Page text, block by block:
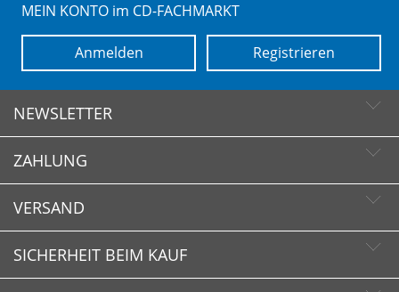
MEIN KONTO im CD-FACHMARKT
Registrieren
Anmelden
NEWSLETTER
Newsletter abonnieren
Newsletter abbestellen
ZAHLUNG
VERSAND
SICHERHEIT BEIM KAUF